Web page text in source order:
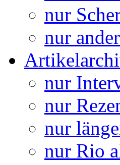
nur
nur
nur
nur
nur
nur Rio